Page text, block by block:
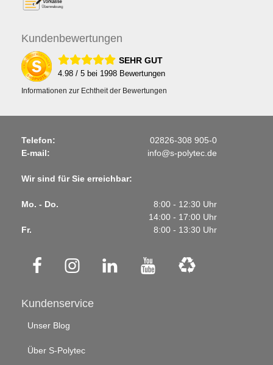
Kundenbewertungen
SEHR GUT
4.98 / 5 bei 1998 Bewertungen
Informationen zur Echtheit der Bewertungen
Telefon:
02826-308 905-0
E-mail:
info@s-polytec.de
Wir sind für Sie erreichbar:
Mo. - Do.
8:00 - 12:30 Uhr
14:00 - 17:00 Uhr
Fr.
8:00 - 13:30 Uhr
Kundenservice
Unser Blog
Über S-Polytec